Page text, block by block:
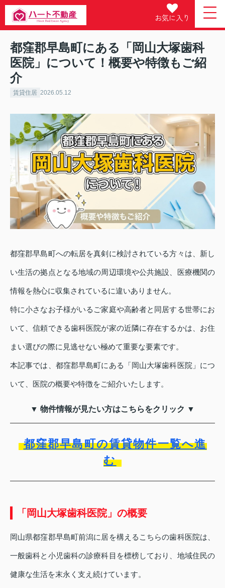
お気に入り
都窪郡早島町にある「岡山大塚歯科
医院」について！概要や特徴もご紹
介
賃貸住居 2026.05.12
都窪郡早島町への転居を真剣に検討されている方々は、新し
い生活の拠点となる地域の周辺環境や公共施設、医療機関の
情報を熱心に収集されているに違いありません。
特に小さなお子様がいるご家庭や高齢者と同居する世帯にお
いて、信頼できる歯科医院が家の近隣に存在するかは、お住
まい選びの際に見逃せない極めて重要な要素です。
本記事では、都窪郡早島町にある「岡山大塚歯科医院」につ
いて、医院の概要や特徴をご紹介いたします。
▼ 物件情報が見たい方はこちらをクリック ▼
都窪郡早島町の賃貸物件一覧へ進
む
「岡山大塚歯科医院」の概要
岡山県都窪郡早島町前潟に居を構えるこちらの歯科医院は、
一般歯科と小児歯科の診療科目を標榜しており、地域住民の
健康な生活を末永く支え続けています。